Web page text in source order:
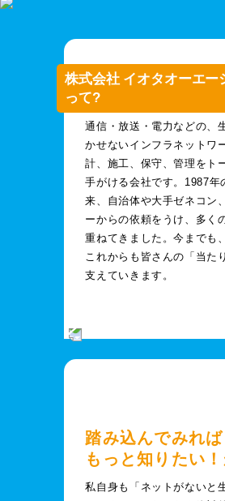
株式会社 イオタオーエー
って?
通信・放送・電力などの、
かせないインフラネットワ
計、施工、保守、管理をト
手がける会社です。1987年
来、自治体や大手ゼネコン
ーからの依頼をうけ、多く
重ねてきました。今までも
これからも皆さんの「当た
支えていきます。
踏み込んでみれば
もっと知りたい
私自身も「ネットがないと